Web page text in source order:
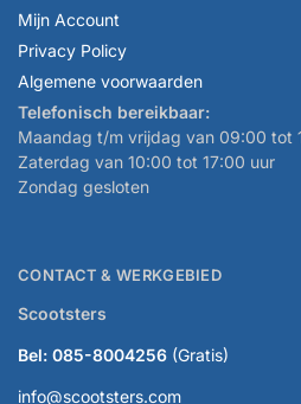
Mijn Account
Privacy Policy
Algemene voorwaarden
Telefonisch bereikbaar:
Maandag t/m vrijdag van 09:00 tot
Zaterdag van 10:00 tot 17:00 uur
Zondag gesloten
CONTACT & WERKGEBIED
Scootsters
Bel: 085-8004256 (Gratis)
info@scootsters.com